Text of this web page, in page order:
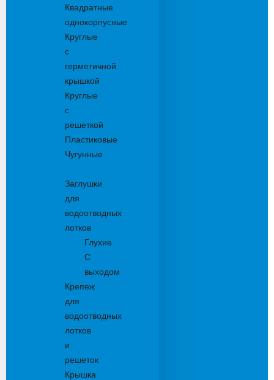
Квадратные
однокорпусные
Круглые
с
герметичной
крышкой
Круглые
с
решеткой
Пластиковые
Чугунные
Заглушки
для
водоотводных
лотков
Глухие
С
выходом
Крепеж
для
водоотводных
лотков
и
решеток
Крышка